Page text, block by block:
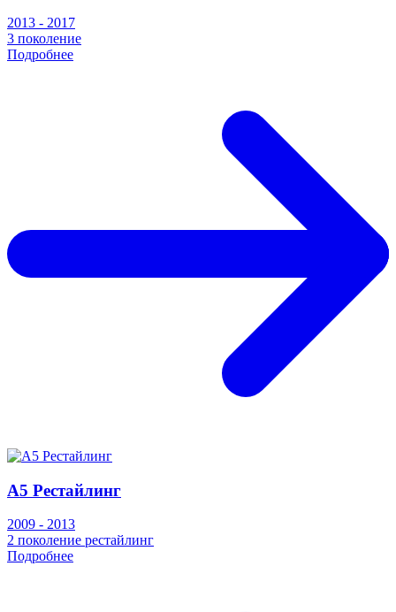
2013 - 2017
3 поколение
Подробнее
A5 Рестайлинг
2009 - 2013
2 поколение рестайлинг
Подробнее